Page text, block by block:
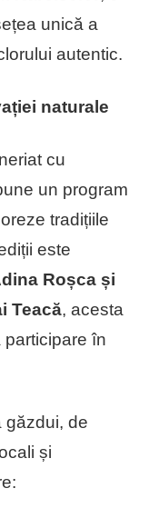
unică a
autentic.
naturale
cu
un program
tradițiile
este
Roșca și
Teacă, acesta
în
găzdui, de
și